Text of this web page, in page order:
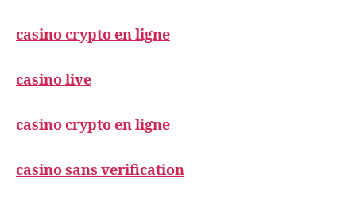
casino crypto en ligne
casino live
casino crypto en ligne
casino sans verification